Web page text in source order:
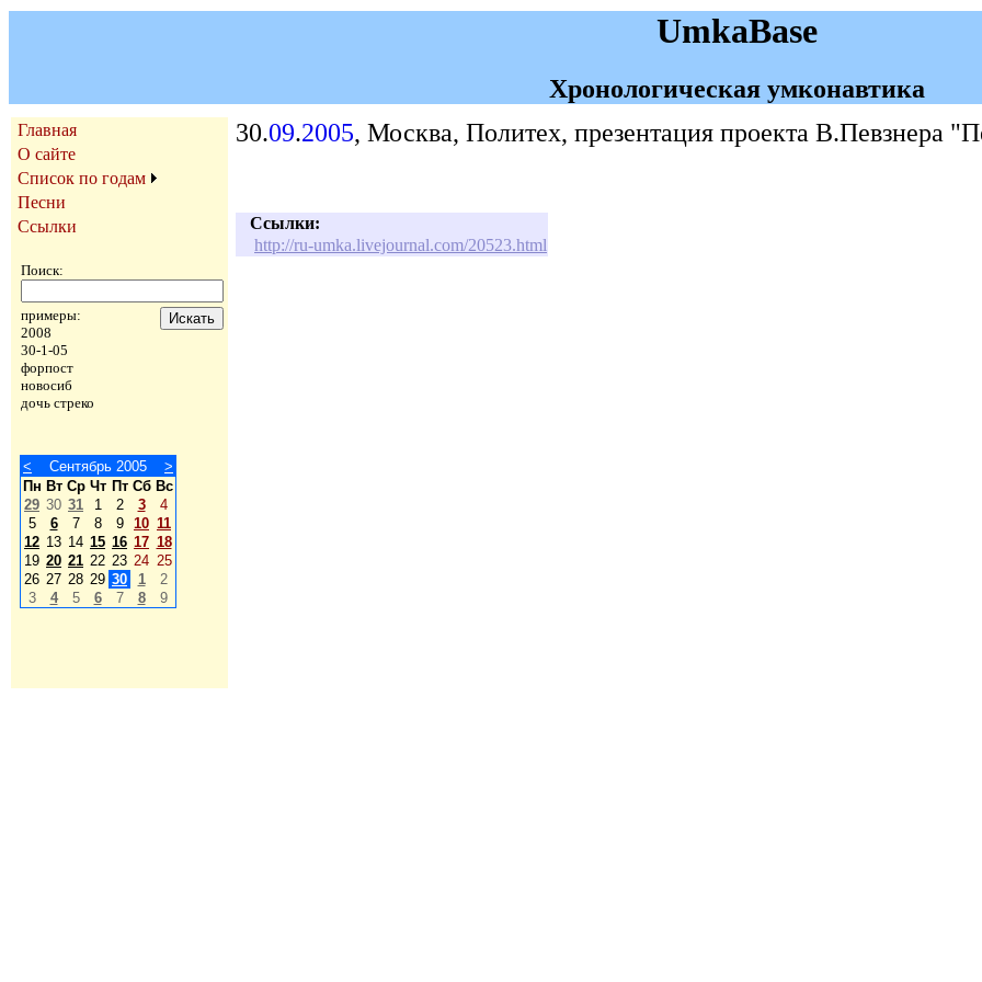
UmkaBase
Хронологическая умконавтика
Главная
О сайте
Список по годам
Песни
Ссылки
Поиск:
примеры:
2008
30-1-05
форпост
новосиб
дочь стреко
< Сентябрь 2005
>
Пн Вт Ср Чт Пт Сб Вс
29 30 31 1 2 3
4
5
6 7 8 9 10 11
12 13 14 15 16 17 18
19 20 21 22 23 24 25
26 27 28 29 30 1
2
3
4 5 6 7 8 9
30.09.2005, Москва, Политех, презентация проекта В.Певзнера
Ссылки:
http://ru-umka.livejournal.com/20523.html